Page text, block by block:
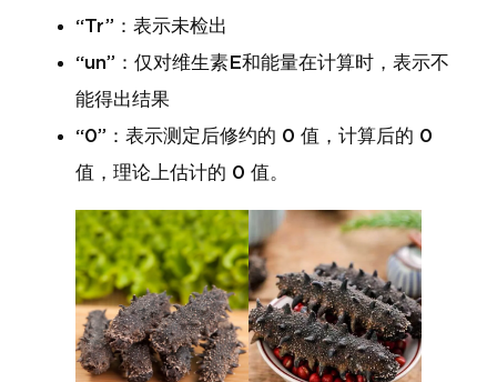
“Tr”：表示未检出
“un”：仅对维生素E和能量在计算时，表示不
能得出结果
“0”：表示测定后修约的 0 值，计算后的 0
值，理论上估计的 0 值。